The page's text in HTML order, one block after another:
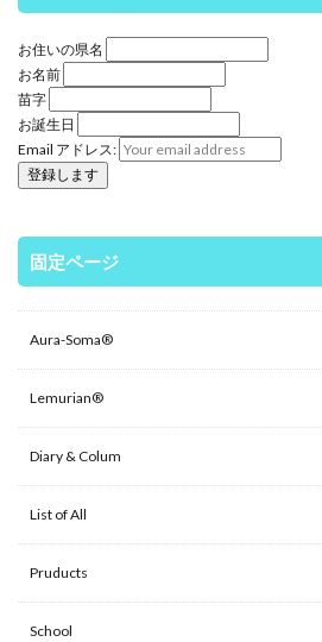
お住いの県名
お名前
苗字
お誕生日
Email アドレス:
固定ページ
Aura-Soma®
Lemurian®
Diary & Colum
List of All
Pruducts
School